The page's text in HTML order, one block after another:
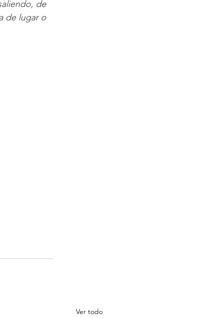
de
de lugar o
Ver todo